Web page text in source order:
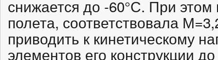
снижается до -60°С. При этом
полета, соответствовала
приводить к кинетическому
элементов его конструкции